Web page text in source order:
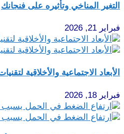
التغير المناخي وتأثيره على فنجانك
فبراير 21, 2026
الأبعاد الاجتماعية والأخلاقية
فبراير 18, 2026